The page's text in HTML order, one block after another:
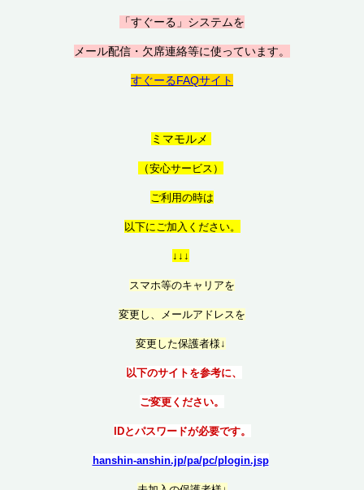
「すぐーる」システムを
メール配信・欠席連絡等に使っています。
すぐーるFAQサイト
ミマモルメ
（安心サービス）
ご利用の時は
以下にご加入ください。
↓↓↓
スマホ等のキャリアを
変更し、メールアドレスを
変更した保護者様↓
以下のサイトを参考に、
ご変更ください。
IDとパスワードが必要です。
hanshin-anshin.jp/pa/pc/plogin.jsp